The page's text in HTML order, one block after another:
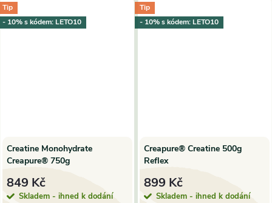
Tip
- 10% s kódem: LETO10
Creatine Monohydrate
Creapure® 750g
849 Kč
Skladem - ihned k dodání
Tip
- 10% s kódem: LETO10
Creapure® Creatine 500g
Reflex
899 Kč
Skladem - ihned k dodání